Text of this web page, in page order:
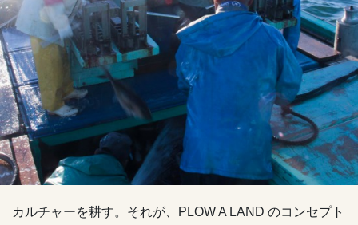
カルチャーを耕す。それが、PLOW A LAND のコンセプト